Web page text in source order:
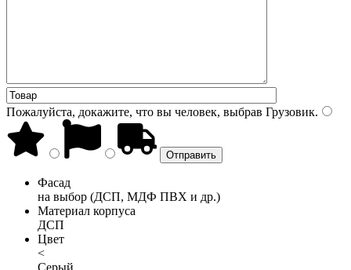
Пожалуйста, докажите, что вы человек, выбрав Грузовик.
Фасад
на выбор (ДСП, МДФ ПВХ и др.)
Материал корпуса
ДСП
Цвет
<
Серый